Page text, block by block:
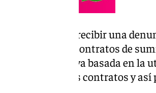
comenzó tras recibir una
de contratos de
una operativa basada en la
nuevos contratos y